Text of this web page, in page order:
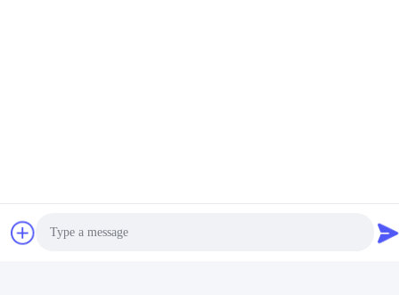
De Goede Kwaliteit van China Gabion Machine Leverancier.